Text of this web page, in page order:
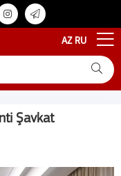
AZ RU
Şavkat